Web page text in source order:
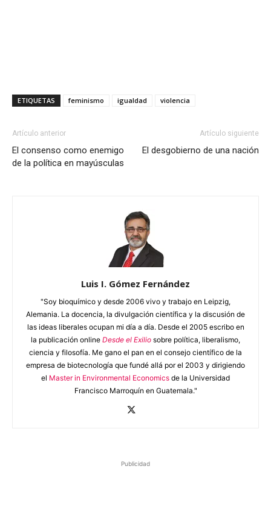
ETIQUETAS feminismo igualdad violencia
Artículo anterior
El consenso como enemigo
de la política en mayúsculas
Artículo siguiente
El desgobierno de una nación
Luis I. Gómez Fernández
"Soy bioquímico y desde 2006 vivo y trabajo en Leipzig,
Alemania. La docencia, la divulgación científica y la discusión de
las ideas liberales ocupan mi día a día. Desde el 2005 escribo en
la publicación online Desde el Exilio sobre política, liberalismo,
ciencia y filosofía. Me gano el pan en el consejo científico de la
empresa de biotecnología que fundé allá por el 2003 y dirigiendo
el Master in Environmental Economics de la Universidad
Francisco Marroquín en Guatemala."
Publicidad